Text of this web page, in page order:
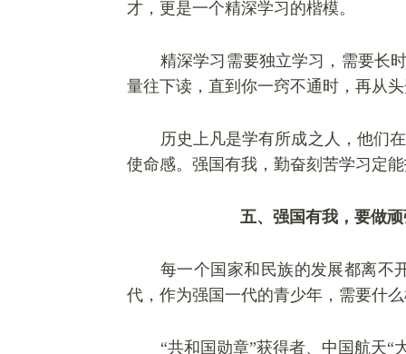
才，更是一个精深学习的楷模。
精深学习需要独立学习，需要长
量往下读，直到你一窍不通时，再从
历史上凡是学有所成之人，他们
使命感。强国有我，勤奋刻苦学习定
五、强国有我，要做
每一个国家和民族的发展都离不
代，作为强国一代的青少年，需要什么
“共和国勋章”获得者、中国航天“